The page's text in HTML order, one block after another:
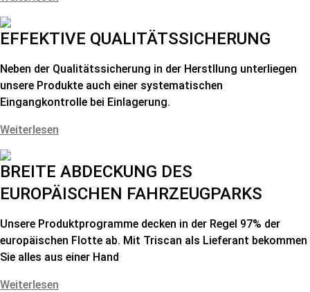
EFFEKTIVE QUALITÄTSSICHERUNG
Neben der Qualitätssicherung in der Herstllung unterliegen
unsere Produkte auch einer systematischen
Eingangkontrolle bei Einlagerung.
Weiterlesen
BREITE ABDECKUNG DES
EUROPÄISCHEN FAHRZEUGPARKS
Unsere Produktprogramme decken in der Regel 97% der
europäischen Flotte ab. Mit Triscan als Lieferant bekommen
Sie alles aus einer Hand
Weiterlesen